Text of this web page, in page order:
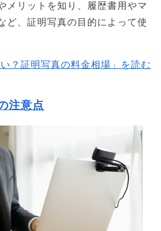
メリットを知り、履歴書用やマ
ど、証明写真の目的によって使
い？証明写真の料金相場」を読む
注意点